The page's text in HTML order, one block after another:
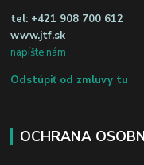
tel: +421 908 700 612
www.jtf.sk
napíšte nám
Odstúpiť od zmluvy tu
OCHRANA